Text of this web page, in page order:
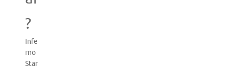
?
Infe
rno
Star